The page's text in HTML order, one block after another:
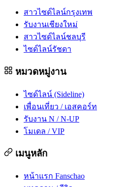
สาวไซด์ไลน์กรุงเทพ
รับงานเชียงใหม่
สาวไซด์ไลน์ชลบุรี
ไซด์ไลน์รัชดา
หมวดหมู่งาน
ไซด์ไลน์ (Sideline)
เพื่อนเที่ยว / เอสคอร์ท
รับงาน N / N-UP
โมเดล / VIP
เมนูหลัก
หน้าแรก Fanschao